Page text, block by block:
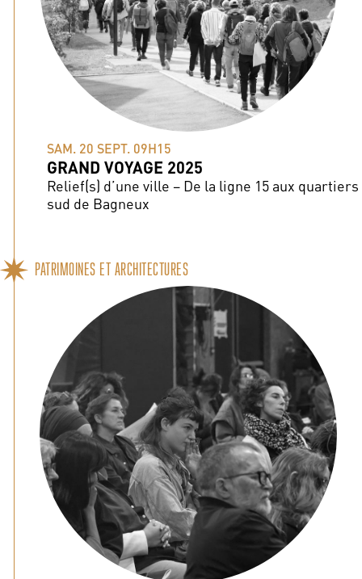
SAM. 20 SEPT. 09H15
GRAND VOYAGE 2025
Relief(s) d’une ville – De la ligne 15 aux quartiers
sud de Bagneux
PATRIMOINES ET ARCHITECTURES